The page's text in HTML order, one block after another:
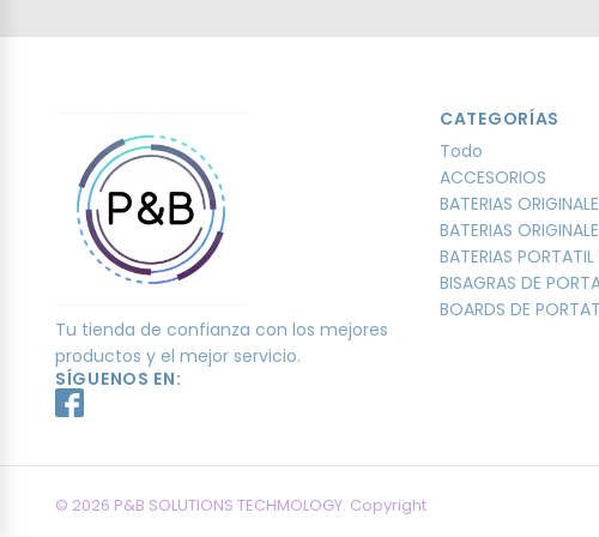
Tu tienda de confianza con los mejores
productos y el mejor servicio.
SÍGUENOS EN:
CATEGORÍAS
Todo
ACCESORIOS
BATERIAS
BATERIAS
BATERIAS
BISAGRAS DE
BOARDS DE
© 2026 P&B SOLUTIONS TECHMOLOGY. Copyright